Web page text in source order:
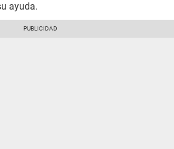
ayuda.